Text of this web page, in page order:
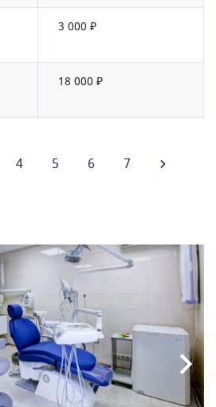
3 000 ₽
18 000 ₽
4 5 6 7